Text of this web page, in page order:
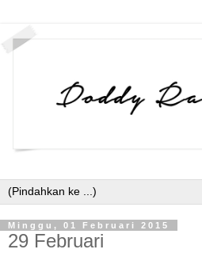
Minggu, 01 Februari 2015
29 Februari